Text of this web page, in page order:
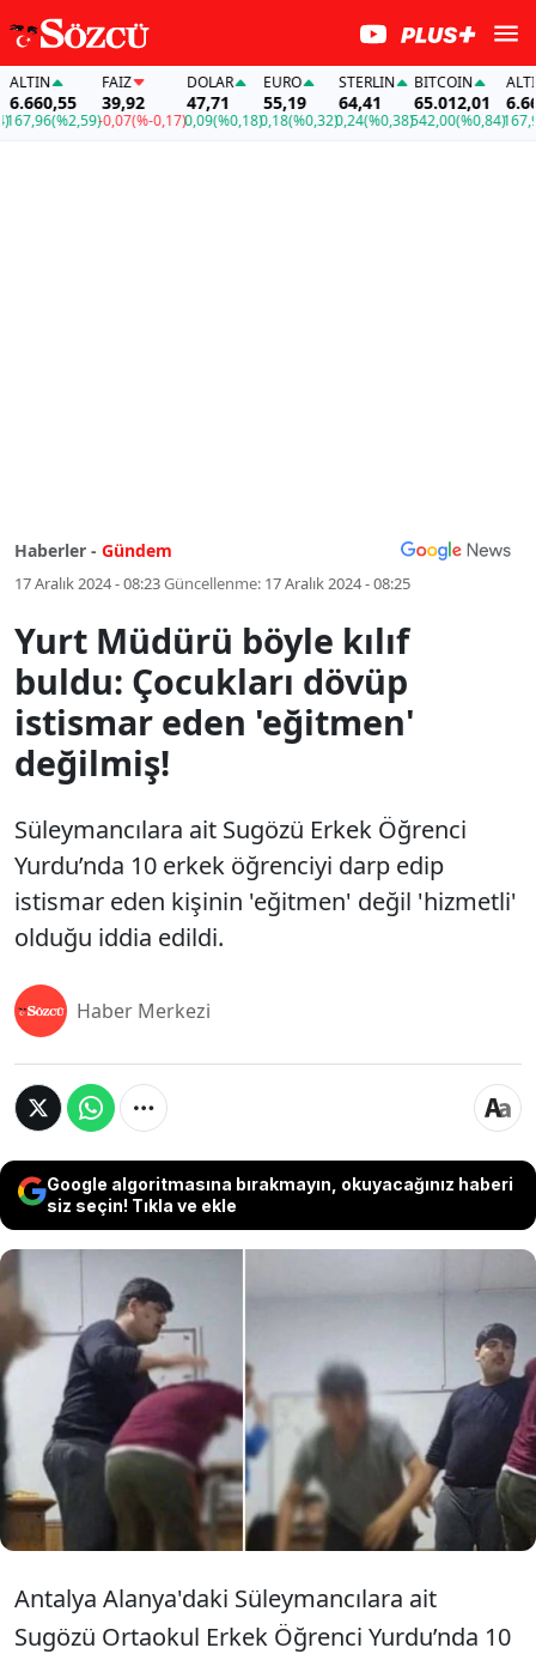
(%2,59)
FAİZ
39,92
-0,07(%-0,17)
DOLAR
47,71
0,09(%0,18)
EURO
55,19
0,18(%0,32)
STERLIN
64,41
0,24(%0,38)
BITCOIN
65.012,01
542,00(%0,84)
ALTIN
167,96
Haberler - Gündem
17 Aralık 2024 - 08:23Güncellenme: 17 Aralık 2024 - 08:25
Yurt Müdürü böyle kılıf
buldu: Çocukları dövüp
istismar eden 'eğitmen'
değilmiş!
Süleymancılara ait Sugözü Erkek Öğrenci
Yurdu’nda 10 erkek öğrenciyi darp edip
istismar eden kişinin 'eğitmen' değil 'hizmetli'
olduğu iddia edildi.
Haber Merkezi
Google algoritmasına bırakmayın, okuyacağınız haberi
siz seçin! Tıkla ve ekle
Süleymancılara ait Sugözü Erkek Öğrenci
Yurdu’nda 10 erkek öğrenciyi darp edip
istismar eden kişinin 'eğitmen' değil
'hizmetli' olduğu iddia edildi.
Antalya Alanya'daki Süleymancılara ait
Sugözü Ortaokul Erkek Öğrenci Yurdu’nda 10